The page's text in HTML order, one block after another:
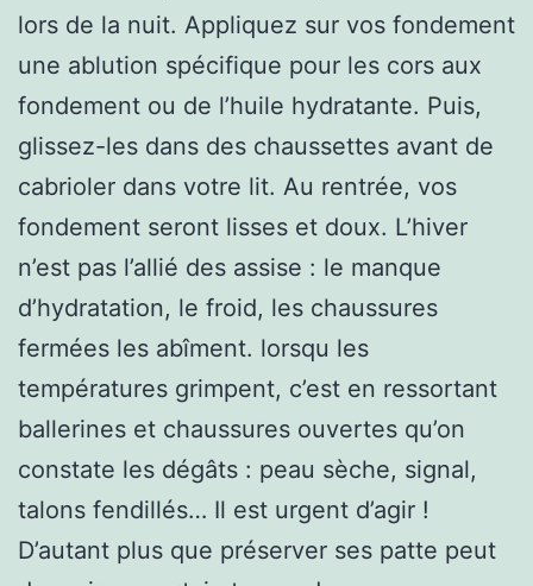
lors de la nuit. Appliquez sur vos fondement
une ablution spécifique pour les cors aux
fondement ou de l’huile hydratante. Puis,
glissez-les dans des chaussettes avant de
cabrioler dans votre lit. Au rentrée, vos
fondement seront lisses et doux. L’hiver
n’est pas l’allié des assise : le manque
d’hydratation, le froid, les chaussures
fermées les abîment. lorsqu les
températures grimpent, c’est en ressortant
ballerines et chaussures ouvertes qu’on
constate les dégâts : peau sèche, signal,
talons fendillés… Il est urgent d’agir !
D’autant plus que préserver ses patte peut